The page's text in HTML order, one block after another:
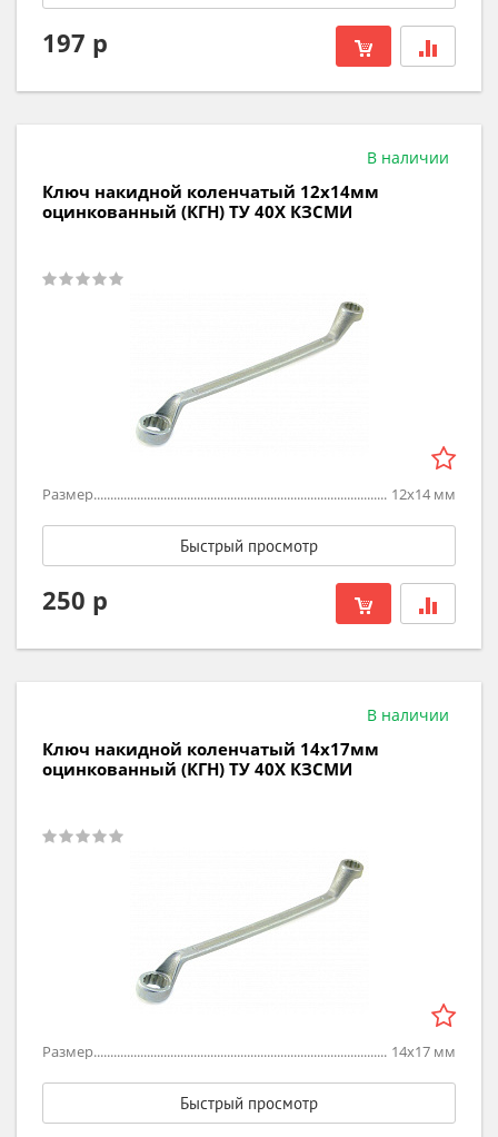
197 р
В наличии
Ключ накидной коленчатый 12х14мм
оцинкованный (КГН) ТУ 40Х КЗСМИ
Размер 12х14 мм
Быстрый просмотр
250 р
В наличии
Ключ накидной коленчатый 14х17мм
оцинкованный (КГН) ТУ 40Х КЗСМИ
Размер 14х17 мм
Быстрый просмотр